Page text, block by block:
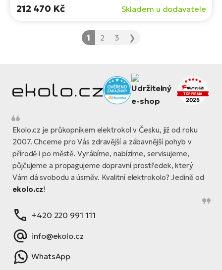
212 470 Kč Skladem u dodavatele
1 2 3 ❯
Ekolo.cz je průkopníkem elektrokol v Česku, již od roku
2007. Chceme pro Vás zdravější a zábavnější pohyb v
přírodě i po městě. Vyrábíme, nabízíme, servisujeme,
půjčujeme a propagujeme dopravní prostředek, který
Vám dá svobodu a úsměv. Kvalitní elektrokolo? Jedině od
ekolo.cz!
+420 220 991 111
info@ekolo.cz
WhatsApp